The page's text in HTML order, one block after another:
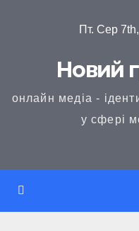
Пт. Сер
Новий
онлайн медіа -
у сфері